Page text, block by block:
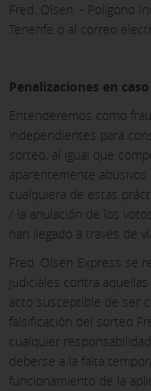
Fred. Olsen. - Polígono
Tenerife o al correo
Penalizaciones en
Entenderemos como
independientes para
sorteo, al igual que
aparentemente
cualquiera de estas
/ la anulación de los
han llegado a través de
Fred. Olsen Express se
judiciales contra
acto susceptible de ser
falsificación del sorteo
cualquier
deberse a la falta
funcionamiento de la